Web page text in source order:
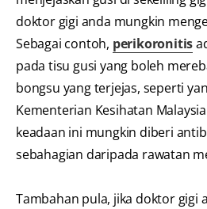
doktor gigi anda mungkin
Sebagai contoh, perikoronitis
pada tisu gusi yang boleh
bongsu yang terjejas, seperti
Kementerian Kesihatan
keadaan ini mungkin diberi
sebahagian daripada rawatan
Tambahan pula, jika doktor gigi